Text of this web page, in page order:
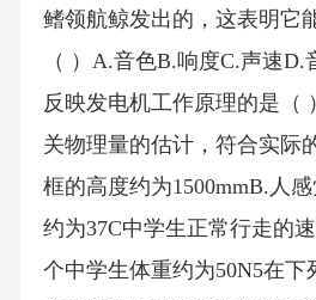
鳍领航鲸发出的，这表明它
（ ）A.音色B.响度C.声速
反映发电机工作原理的是（
关物理量的估计，符合实际
框的高度约为1500mmB.人
约为37C中学生正常行走的
个中学生体重约为50N5在下